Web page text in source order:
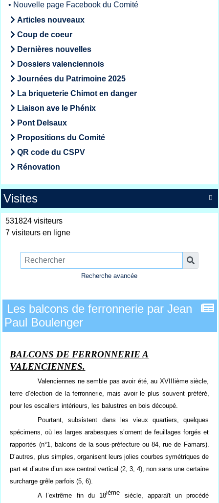
• Nouvelle page Facebook du Comité
Articles nouveaux
Coup de coeur
Dernières nouvelles
Dossiers valenciennois
Journées du Patrimoine 2025
La briqueterie Chimot en danger
Liaison ave le Phénix
Pont Delsaux
Propositions du Comité
QR code du CSPV
Rénovation

Visites
531824 visiteurs
7 visiteurs en ligne
Recherche avancée
Les balcons de ferronnerie par Jean
Paul Boulenger
BALCONS DE FERRONNERIE A
VALENCIENNES.
Valenciennes ne semble pas avoir été, au XVIIIième siècle,
terre d’élection de la ferronnerie, mais avoir le plus souvent préféré,
pour les escaliers intérieurs, les balustres en bois découpé.
Pourtant, subsistent dans les vieux quartiers, quelques
spécimens, où les larges arabesques s’ornent de feuillages forgés et
rapportés (n°1, balcons de la sous-préfecture ou 84, rue de Famars).
D’autres, plus simples, organisent leurs jolies courbes symétriques de
part et d’autre d’un axe central vertical (2, 3, 4), non sans une certaine
surcharge grêle parfois (5, 6).
A l’extrême fin du 18ième siècle, apparaît un procédé